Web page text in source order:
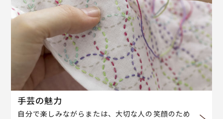
手芸の魅力
自分で楽しみながらまたは、大切な人の笑顔のため